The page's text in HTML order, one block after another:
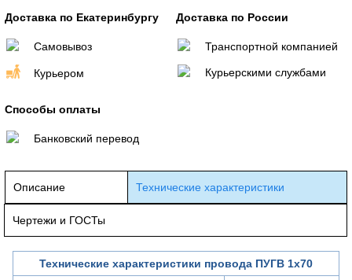
Доставка по Екатеринбургу
Самовывоз
Курьером
Доставка по России
Транспортной компанией
Курьерскими службами
Способы оплаты
Банковский перевод
Описание Технические характеристики
Чертежи и ГОСТы
Технические характеристики провода ПУГВ 1х70